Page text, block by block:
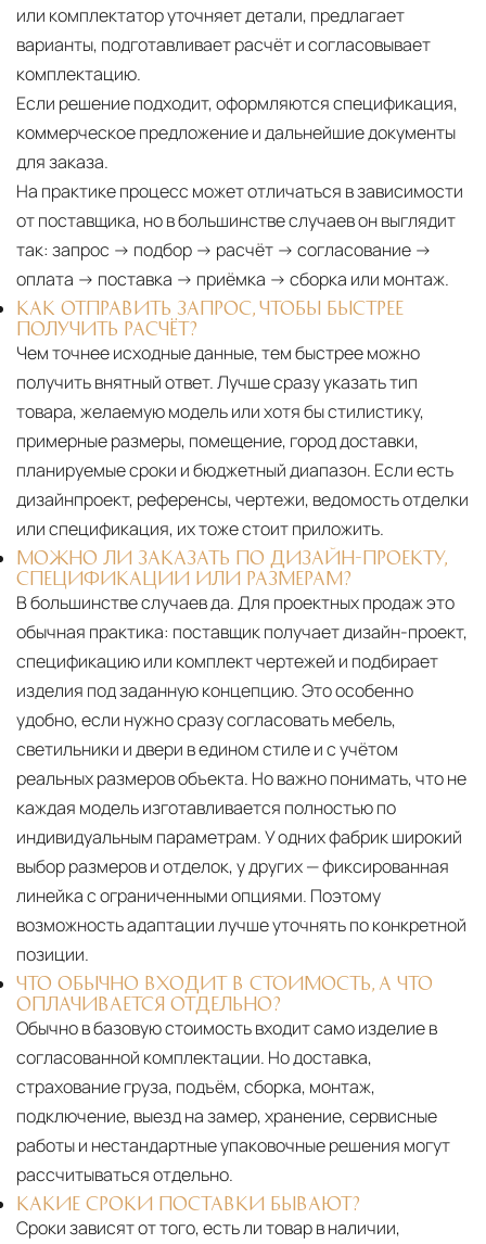
или комплектатор уточняет детали, предлагает
варианты, подготавливает расчёт и согласовывает
комплектацию.
Если решение подходит, оформляются спецификация,
коммерческое предложение и дальнейшие документы
для заказа.
На практике процесс может отличаться в зависимости
от поставщика, но в большинстве случаев он выглядит
так: запрос → подбор → расчёт → согласование →
оплата → поставка → приёмка → сборка или монтаж.
КАК ОТПРАВИТЬ ЗАПРОС, ЧТОБЫ БЫСТРЕЕ
ПОЛУЧИТЬ РАСЧЁТ?
Чем точнее исходные данные, тем быстрее можно
получить внятный ответ. Лучше сразу указать тип
товара, желаемую модель или хотя бы стилистику,
примерные размеры, помещение, город доставки,
планируемые сроки и бюджетный диапазон. Если есть
дизайнпроект, референсы, чертежи, ведомость отделки
или спецификация, их тоже стоит приложить.
МОЖНО ЛИ ЗАКАЗАТЬ ПО ДИЗАЙН-ПРОЕКТУ,
СПЕЦИФИКАЦИИ ИЛИ РАЗМЕРАМ?
В большинстве случаев да. Для проектных продаж это
обычная практика: поставщик получает дизайн-проект,
спецификацию или комплект чертежей и подбирает
изделия под заданную концепцию. Это особенно
удобно, если нужно сразу согласовать мебель,
светильники и двери в едином стиле и с учётом
реальных размеров объекта. Но важно понимать, что не
каждая модель изготавливается полностью по
индивидуальным параметрам. У одних фабрик широкий
выбор размеров и отделок, у других — фиксированная
линейка с ограниченными опциями. Поэтому
возможность адаптации лучше уточнять по конкретной
позиции.
ЧТО ОБЫЧНО ВХОДИТ В СТОИМОСТЬ, А ЧТО
ОПЛАЧИВАЕТСЯ ОТДЕЛЬНО?
Обычно в базовую стоимость входит само изделие в
согласованной комплектации. Но доставка,
страхование груза, подъём, сборка, монтаж,
подключение, выезд на замер, хранение, сервисные
работы и нестандартные упаковочные решения могут
рассчитываться отдельно.
КАКИЕ СРОКИ ПОСТАВКИ БЫВАЮТ?
Сроки зависят от того, есть ли товар в наличии,